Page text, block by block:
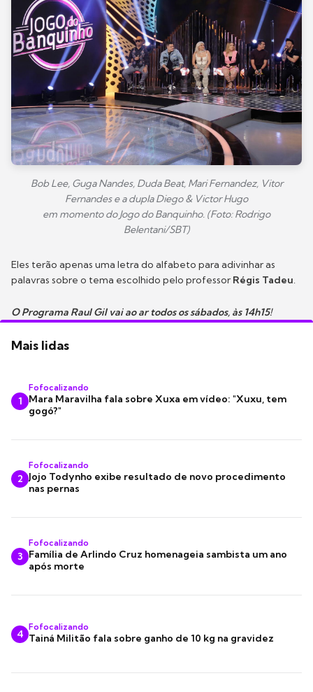
Bob Lee, Guga Nandes, Duda Beat, Mari Fernandez, Vitor
Fernandes e a dupla Diego & Victor Hugo
em momento do Jogo do Banquinho. (Foto: Rodrigo
Belentani/SBT)
Eles terão apenas uma letra do alfabeto para adivinhar as
palavras sobre o tema escolhido pelo professor Régis Tadeu.
O Programa Raul Gil vai ao ar todos os sábados, às 14h15!
Mais lidas
1
Fofocalizando
Mara Maravilha fala sobre Xuxa em vídeo: "Xuxu, tem
gogó?"
2
Fofocalizando
Jojo Todynho exibe resultado de novo procedimento
nas pernas
3
Fofocalizando
Família de Arlindo Cruz homenageia sambista um ano
após morte
4
Fofocalizando
Tainá Militão fala sobre ganho de 10 kg na gravidez